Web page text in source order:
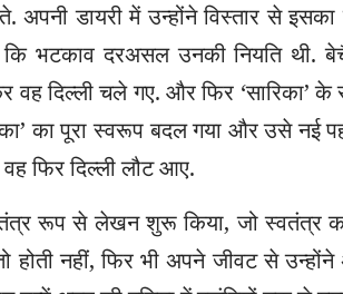
अपनी डायरी में उन्होंने विस्तार से
भटकाव दरअसल उनकी नियति थी.
दिल्ली चले गए. और फिर ‘सारिका’ के
का पूरा स्वरूप बदल गया और उसे नई
फिर दिल्ली लौट आए.
रूप से लेखन शुरू किया, जो स्वतंत्र
होती नहीं, फिर भी अपने जीवट से